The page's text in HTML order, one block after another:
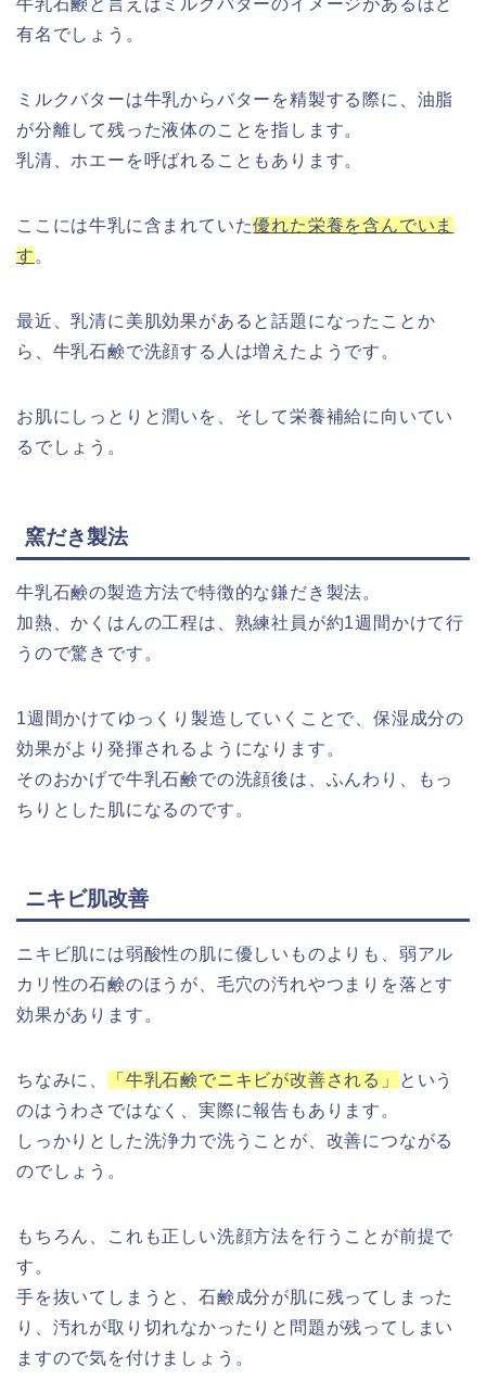
牛乳石鹸と言えばミルクバターのイメージがあるほど
有名でしょう。
ミルクバターは牛乳からバターを精製する際に、油脂
が分離して残った液体のことを指します。
乳清、ホエーを呼ばれることもあります。
ここには牛乳に含まれていた優れた栄養を含んでいま
す 。
最近、乳清に美肌効果があると話題になったことか
ら、牛乳石鹸で洗顔する人は増えたようです。
お肌にしっとりと潤いを、そして栄養補給に向いてい
るでしょう。
窯だき製法
牛乳石鹸の製造方法で特徴的な鎌だき製法。
加熱、かくはんの工程は、熟練社員が約1週間かけて行
うので驚きです。
1週間かけてゆっくり製造していくことで、保湿成分の
効果がより発揮されるようになります。
そのおかげで牛乳石鹸での洗顔後は、ふんわり、もっ
ちりとした肌になるのです。
ニキビ肌改善
ニキビ肌には弱酸性の肌に優しいものよりも、弱アル
カリ性の石鹸のほうが、毛穴の汚れやつまりを落とす
効果があります。
ちなみに、 「牛乳石鹸でニキビが改善される」
という
のはうわさではなく、実際に報告もあります。
しっかりとした洗浄力で洗うことが、改善につながる
のでしょう。
もちろん、これも正しい洗顔方法を行うことが前提で
す。
手を抜いてしまうと、石鹸成分が肌に残ってしまった
り、汚れが取り切れなかったりと問題が残ってしまい
ますので気を付けましょう。